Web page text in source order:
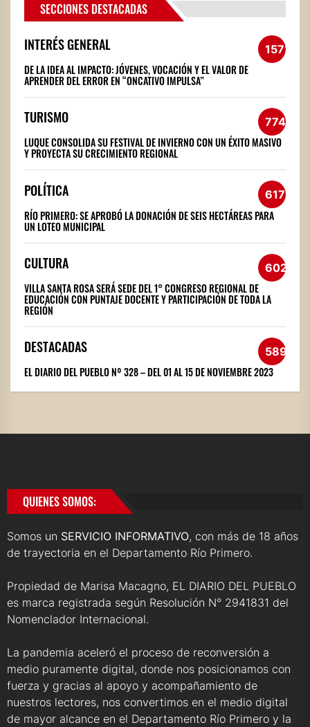
SECCIONES DESTACADAS
INTERÉS GENERAL 1572
DE LA IDEA AL IMPACTO: JÓVENES, VOCACIÓN Y EL VALOR DE
APRENDER DEL ERROR EN “ONCATIVO IMPULSA”
TURISMO 774
LUQUE CONSOLIDA SU FESTIVAL DE INVIERNO CON UN ÉXITO MASIVO
Y PROYECTA SU CRECIMIENTO REGIONAL
POLÍTICA 617
RÍO PRIMERO: SE APROBÓ LA DONACIÓN DE SEIS HECTÁREAS PARA
UN LOTEO MUNICIPAL
CULTURA 602
VILLA SANTA ROSA SERÁ SEDE DEL 1° CONGRESO REGIONAL DE
EDUCACIÓN CON PUNTAJE DOCENTE Y PARTICIPACIÓN DE TODA LA
REGIÓN
DESTACADAS 589
EL DIARIO DEL PUEBLO Nº 328 – DEL 01 AL 15 DE NOVIEMBRE 2023
QUIENES SOMOS:
Somos un SERVICIO INFORMATIVO, con más de 18 años
de trayectoria en el Departamento Río Primero.
Propiedad de Marisa Macagno, EL DIARIO DEL PUEBLO
es marca registrada según Resolución N° 2941831 del
Nomenclador Internacional.
La pandemia aceleró el proceso de reconversión a
medio puramente digital, donde nos posicionamos con
fuerza y gracias al apoyo y acompañamiento de
nuestros lectores, nos convertimos en el medio digital
de mayor alcance en el Departamento Río Primero y la